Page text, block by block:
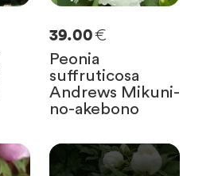
39.00€
Peonia
suffruticosa
Andrews Mikuni-
no-akebono
0
RIMASTE